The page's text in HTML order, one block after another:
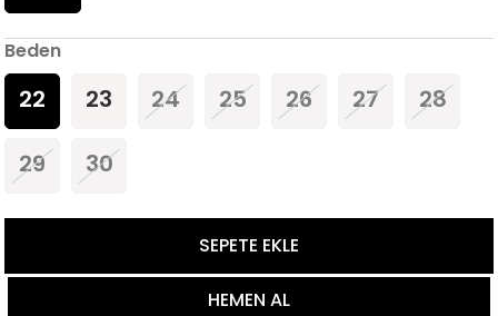
Beden
22 23 24 25 26 27 28
29 30